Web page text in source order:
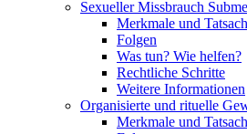
Sexueller Missbrauch
Merkmale und
Folgen
Was tun? Wie helfen?
Rechtliche Schritte
Weitere Informationen
Organisierte und rituelle
Merkmale und